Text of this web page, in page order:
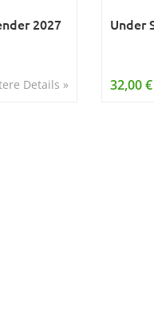
2027
Details »
Under
32,00 €